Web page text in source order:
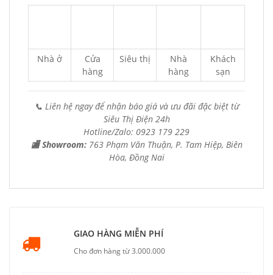
Nhà ở
Cửa
hàng
Siêu thị
Nhà
hàng
Khách
sạn
📞 Liên hệ ngay để nhận báo giá và ưu đãi đặc biệt từ
Siêu Thị Điện 24h
Hotline/Zalo: 0923 179 229
🏬 Showroom: 763 Phạm Văn Thuận, P. Tam Hiệp, Biên
Hòa, Đồng Nai
GIAO HÀNG MIỄN PHÍ
Cho đơn hàng từ 3.000.000